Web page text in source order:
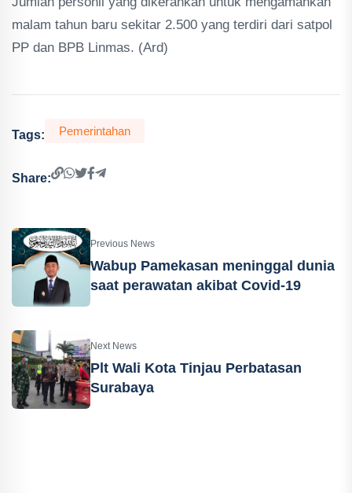
malam tahun baru sekitar 2.500 yang terdiri dari satpol
PP dan BPB Linmas. (Ard)
Tags: Pemerintahan
Share:
Previous News
Wabup Pamekasan meninggal dunia
saat perawatan akibat Covid-19
Next News
Plt Wali Kota Tinjau Perbatasan
Surabaya